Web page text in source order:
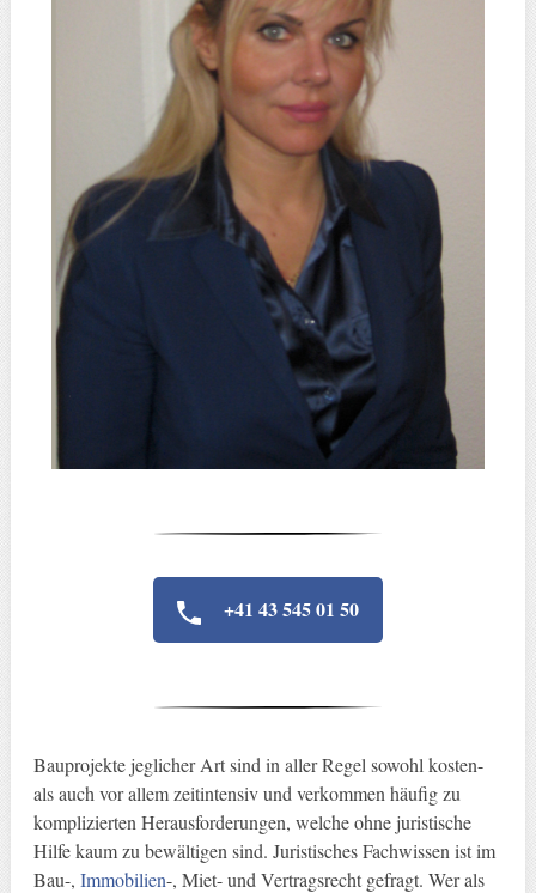
+41 43 545 01 50
Bauprojekte jeglicher Art sind in aller Regel sowohl kosten-
als auch vor allem zeitintensiv und verkommen häufig zu
komplizierten Herausforderungen, welche ohne juristische
Hilfe kaum zu bewältigen sind. Juristisches Fachwissen ist im
Bau-, Immobilien-, Miet- und Vertragsrecht gefragt. Wer als